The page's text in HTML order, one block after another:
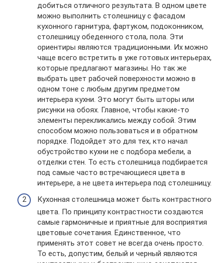
добиться отличного результата. В одном цвете
можно выполнить столешницу с фасадом
кухонного гарнитура, фартуком, подоконником,
столешницу обеденного стола, пола. Эти
ориентиры являются традиционными. Их можно
чаще всего встретить в уже готовых интерьерах,
которые предлагают магазины. Но так же
выбрать цвет рабочей поверхности можно в
одном тоне с любым другим предметом
интерьера кухни. Это могут быть шторы или
рисунки на обоях. Главное, чтобы какие-то
элементы перекликались между собой. Этим
способом можно пользоваться и в обратном
порядке. Подойдет это для тех, кто начал
обустройство кухни не с подбора мебели, а
отделки стен. То есть столешница подбирается
под самые часто встречающиеся цвета в
интерьере, а не цвета интерьера под столешницу.
Кухонная столешница может быть контрастного
цвета. По принципу контрастности создаются
самые гармоничные и приятные для восприятия
цветовые сочетания. Единственное, что
применять этот совет не всегда очень просто.
То есть, допустим, белый и черный являются